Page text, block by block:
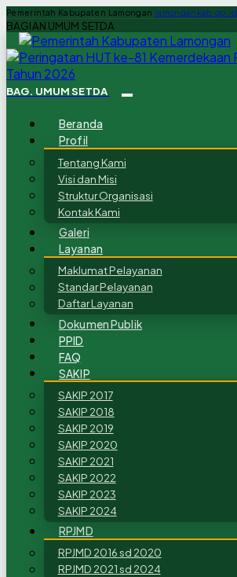
Pemerintah Kabupaten Lamongan lamongankab.go.id
BAGIAN UMUM SETDA
BAG. UMUM SETDA
Beranda
Profil
Tentang Kami
Visi dan Misi
Struktur Organisasi
Kontak Kami
Galeri
Layanan
Maklumat Pelayanan
Standar Pelayanan
Daftar Layanan
Dokumen Publik
PPID
FAQ
SAKIP
SAKIP 2017
SAKIP 2018
SAKIP 2019
SAKIP 2020
SAKIP 2021
SAKIP 2022
SAKIP 2023
SAKIP 2024
RPJMD
RPJMD 2016 sd 2020
RPJMD 2021 sd 2024